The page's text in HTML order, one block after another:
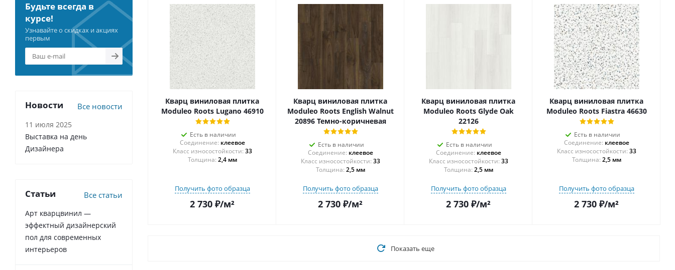
Кварц виниловая плитка
Moduleo Roots Lugano 46910
Есть в наличии
Соединение: клеевое
33
Толщина: 2,4 мм
Получить фото образца
2 730 ₽/м²
Кварц виниловая плитка
Moduleo Roots English Walnut
20896 Темно-коричневая
Есть в наличии
Соединение: клеевое
33
Толщина: 2,5 мм
Получить фото образца
2 730 ₽/м²
Кварц виниловая плитка
Moduleo Roots Glyde Oak
22126
Есть в наличии
Соединение: клеевое
33
Толщина: 2,5 мм
Получить фото образца
2 730 ₽/м²
Кварц виниловая плитка
Moduleo Roots Fiastra 46630
Есть в наличии
Соединение: клеевое
33
Толщина: 2,5 мм
Получить фото образца
2 730 ₽/м²
Показать еще
Будьте всегда в
курсе!
Узнавайте о скидках и акциях
первым
Новости Все новости
11 июля 2025
Выставка на день
Дизайнера
Статьи Все статьи
Арт кварцвинил —
эффектный дизайнерский
пол для современных
интерьеров